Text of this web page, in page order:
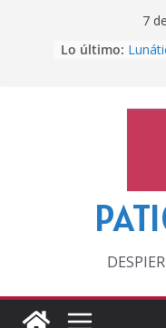
7
Lo último:
‘La
Otra